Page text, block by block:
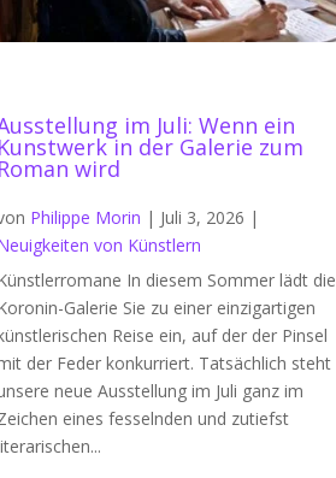
im Juli: Wenn ein
in der Galerie zum
wird
Philippe Morin | Juli 3, 2026 |
von Künstlern
In diesem Sommer lädt die
Galerie Sie zu einer einzigartigen
Reise ein, auf der der Pinsel
der Feder konkurriert. Tatsächlich steht
neue Ausstellung im Juli ganz im
eines fesselnden und zutiefst